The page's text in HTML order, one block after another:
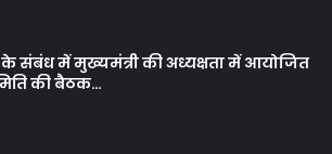
के संबंध में मुख्यमंत्री की अध्यक्षता में आयोजित
की बैठक…